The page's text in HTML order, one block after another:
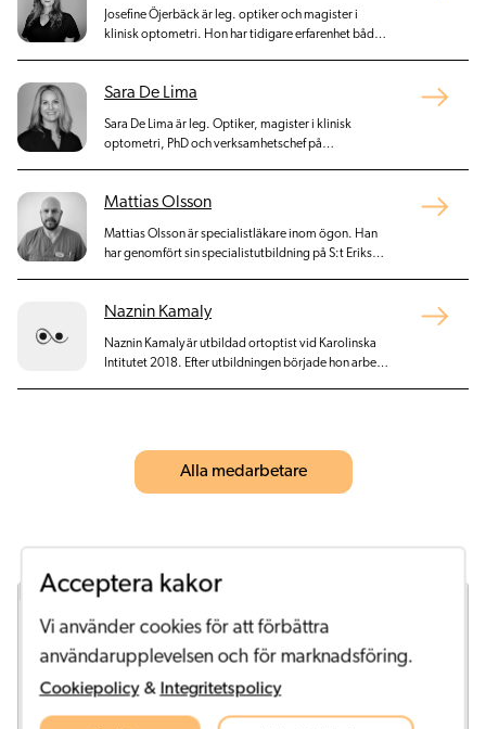
Josefine Öjerbäck är leg. optiker och magister i
klinisk optometri. Hon har tidigare erfarenhet både
med mottagningsverksamhet och refraktiv
Sara De Lima
Sara De Lima är leg. Optiker, magister i klinisk
optometri, PhD och verksamhetschef på
Mattias Olsson
Mattias Olsson är specialistläkare inom ögon. Han
har genomfört sin specialistutbildning på S:t Eriks
Naznin Kamaly
Naznin Kamaly är utbildad ortoptist vid Karolinska
Intitutet 2018. Efter utbildningen började hon arbeta
Alla medarbetare
Acceptera kakor
Vi använder cookies för att förbättra
användarupplevelsen och för marknadsföring.
Cookiepolicy & Integritetspolicy